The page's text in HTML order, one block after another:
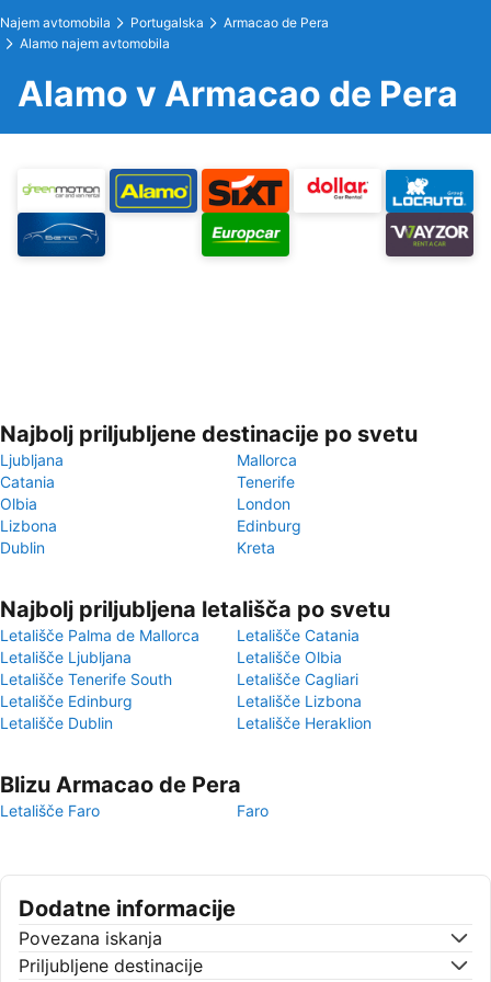
Najem avtomobila Portugalska
Armacao de Pera
Alamo najem avtomobila
Alamo v Armacao de Pera
Najbolj priljubljene destinacije po svetu
Ljubljana
Mallorca
Catania
Tenerife
Olbia
London
Lizbona
Edinburg
Dublin
Kreta
Najbolj priljubljena letališča po svetu
Letališče Palma de Mallorca
Letališče Catania
Letališče Ljubljana
Letališče Olbia
Letališče Tenerife South
Letališče Cagliari
Letališče Edinburg
Letališče Lizbona
Letališče Dublin
Letališče Heraklion
Blizu Armacao de Pera
Letališče Faro Faro
Dodatne informacije
Povezana iskanja
Priljubljene destinacije